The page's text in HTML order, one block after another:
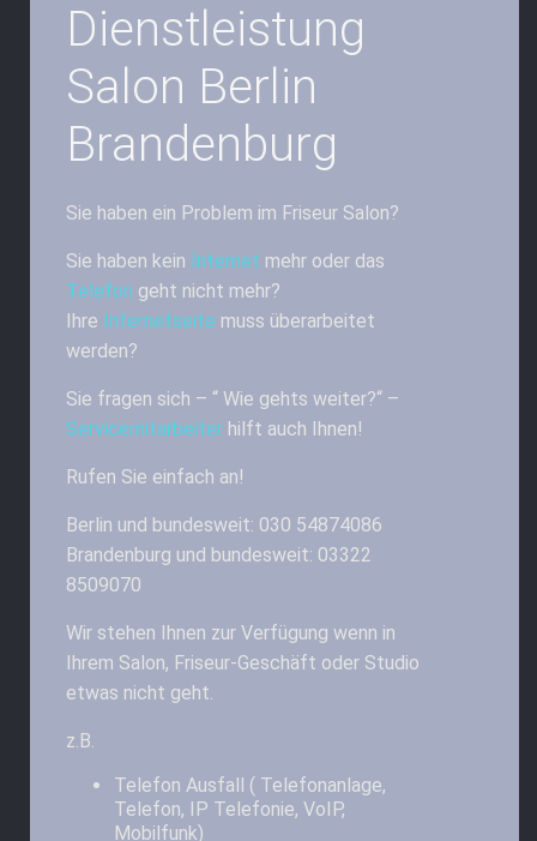
Dienstleistung
Salon Berlin
Brandenburg
Sie haben ein Problem im Friseur Salon?
Sie haben kein Internet mehr oder das
Telefon geht nicht mehr?
Ihre Internetseite muss überarbeitet
werden?
Sie fragen sich – “ Wie gehts weiter?“ –
Servicemitarbeiter hilft auch Ihnen!
Rufen Sie einfach an!
Berlin und bundesweit: 030 54874086
Brandenburg und bundesweit: 03322
8509070
Wir stehen Ihnen zur Verfügung wenn in
Ihrem Salon, Friseur-Geschäft oder Studio
etwas nicht geht.
z.B.
Telefon Ausfall ( Telefonanlage,
Telefon, IP Telefonie, VoIP,
Mobilfunk)